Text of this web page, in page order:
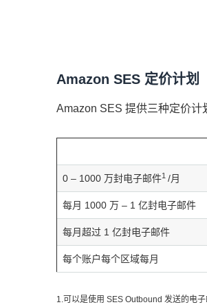
Amazon SES 定价计划
Amazon SES 提供三种定价计
0 – 1000 万封电子邮件1 /月
每月 1000 万 – 1 亿封电子邮件
每月超过 1 亿封电子邮件
每个账户每个区域每月
1.可以是使用 SES Outbound 发送的电